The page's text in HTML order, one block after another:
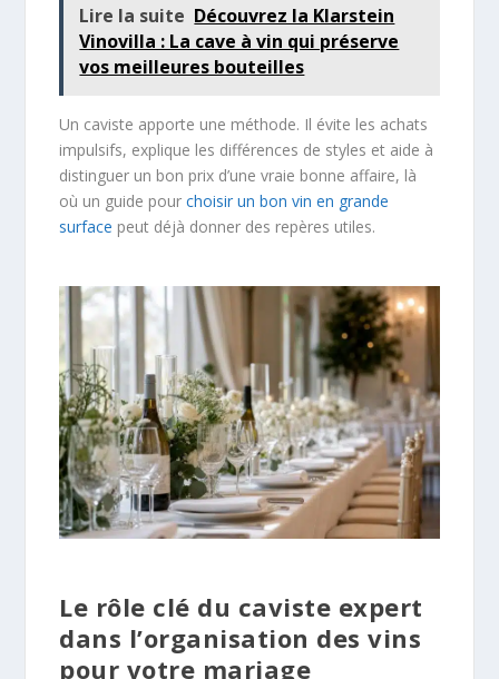
Lire la suite Découvrez la Klarstein
Vinovilla : La cave à vin qui préserve
vos meilleures bouteilles
Un caviste apporte une méthode. Il évite les achats
impulsifs, explique les différences de styles et aide à
distinguer un bon prix d’une vraie bonne affaire, là
où un guide pourchoisir un bon vin en grande
surface peut déjà donner des repères utiles.
Le rôle clé du caviste expert
dans l’organisation des vins
pour votre mariage